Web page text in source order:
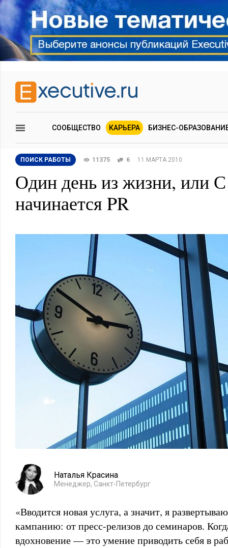
СООБЩЕСТВО КАРЬЕРА БИЗНЕС-
ПОИСК РАБОТЫ 11375 6 11 МАРТА 2010
Один день из жизни, или С
начинается PR
Наталья Красина
Менеджер, Санкт-Петербург
«Вводится новая услуга, а значит, я
кампанию: от пресс-релизов до семинаров.
вдохновение — это умение приводить себя в